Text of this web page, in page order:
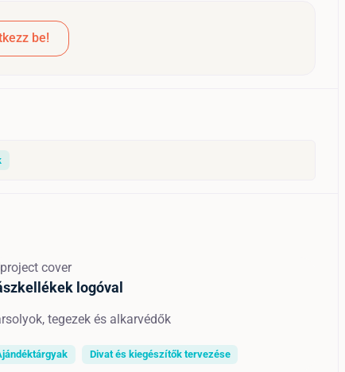
be!
logóval
tegezek és alkarvédők
Divat és kiegészítők tervezése